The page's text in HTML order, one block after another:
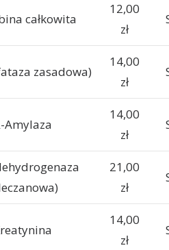
całkowita
12,00
zł
zasadowa)
14,00
zł
Amylaza
14,00
zł
21,00
zł
14,00
zł